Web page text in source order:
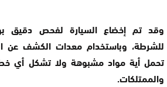
وقد تم إخضاع السيارة لفحص دقيق
للشرطة، وباستخدام معدات الكشف عن
تحمل أية مواد مشبوهة ولا تشكل أي
والممتلكات.